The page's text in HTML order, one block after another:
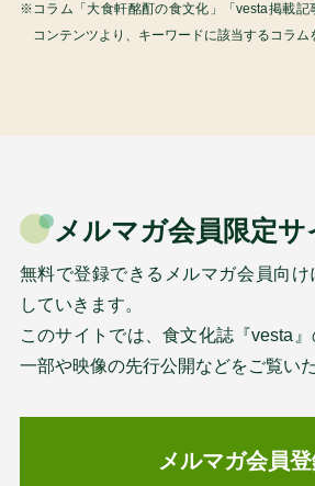
コラム「大食軒酩酊の食文化」「vesta掲載
コンテンツより、キーワードに該当するコラム
メルマガ会員限定サ
無料で登録できるメルマガ会員向け
していきます。
このサイトでは、食文化誌『vesta
一部や映像の先行公開などをご覧い
メルマガ会員